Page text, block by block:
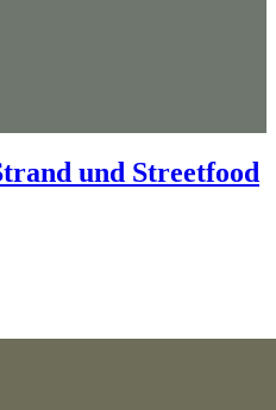
und Streetfood